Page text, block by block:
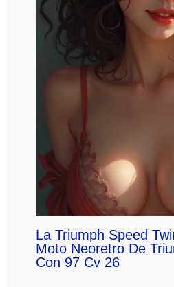
La Triumph Speed
Moto Neoretro De
Con 97 Cv 26